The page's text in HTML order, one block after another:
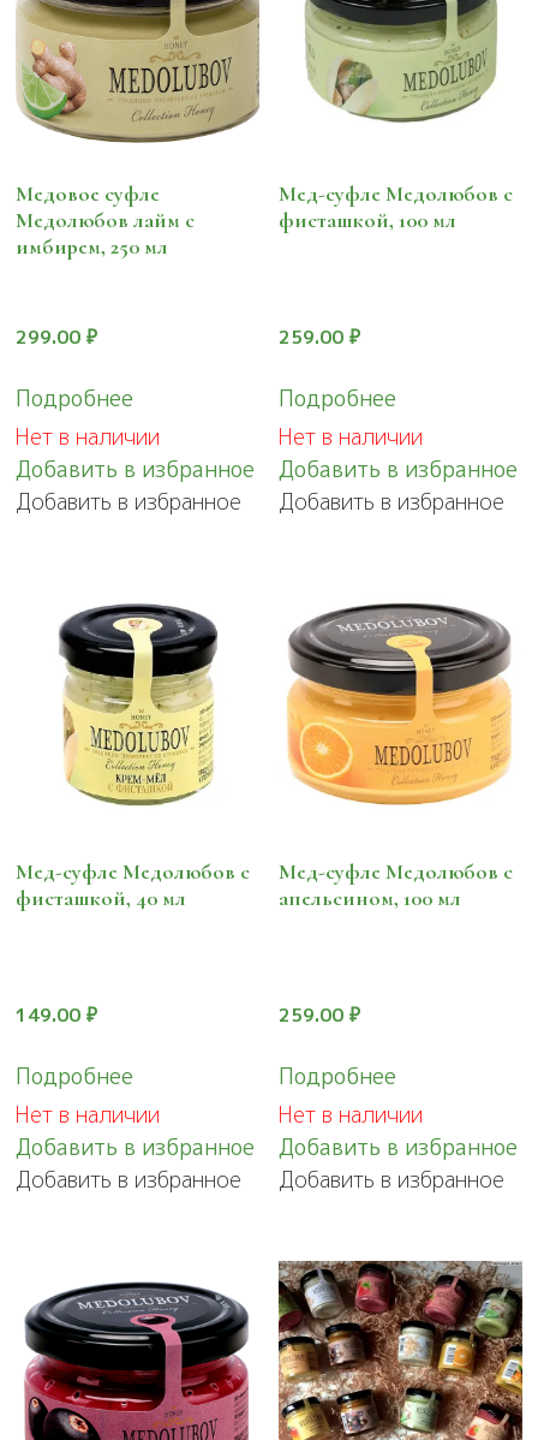
Медовое суфле
Медолюбов лайм с
имбирем, 250 мл
299.00 ₽
Подробнее
Нет в наличии
Добавить в избранное
Добавить в избранное
Мед-суфле Медолюбов c
фисташкой, 100 мл
259.00₽
Подробнее
Нет в наличии
Добавить в избранное
Добавить в избранное
Мед-суфле Медолюбов с
фисташкой, 40 мл
149.00 ₽
Подробнее
Нет в наличии
Добавить в избранное
Добавить в избранное
Мед-суфле Медолюбов с
апельсином, 100 мл
259.00₽
Подробнее
Нет в наличии
Добавить в избранное
Добавить в избранное